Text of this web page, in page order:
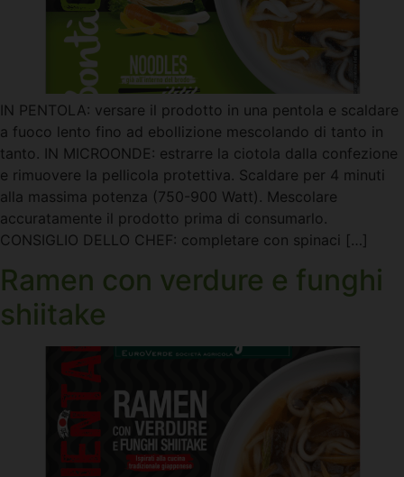
IN PENTOLA: versare il prodotto in una pentola e scaldare
a fuoco lento fino ad ebollizione mescolando di tanto in
tanto. IN MICROONDE: estrarre la ciotola dalla confezione
e rimuovere la pellicola protettiva. Scaldare per 4 minuti
alla massima potenza (750-900 Watt). Mescolare
accuratamente il prodotto prima di consumarlo.
CONSIGLIO DELLO CHEF: completare con spinaci […]
Ramen con verdure e funghi
shiitake